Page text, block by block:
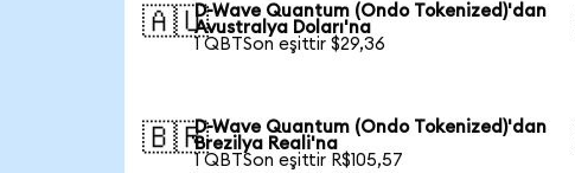
🇦🇺D-Wave Quantum (Ondo Tokenized)'dan
Avustralya Doları'na
1 QBTSon eşittir $29,36
🇧🇷D-Wave Quantum (Ondo Tokenized)'dan
Brezilya Reali'na
1 QBTSon eşittir R$105,57